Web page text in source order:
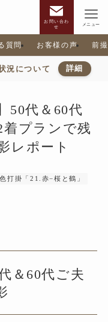
お問い合わ
せ
メニュー
質問 お客様の声 前
況について 詳細
50代＆60代
プランで残
レポート
色打掛「21.赤−桜と鶴」
＆60代ご夫